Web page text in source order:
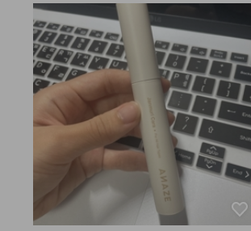
す。色落ちしてもムラにならず、グラデ
ーションっぽくなるので、ANAZEをず
っとリピしています。